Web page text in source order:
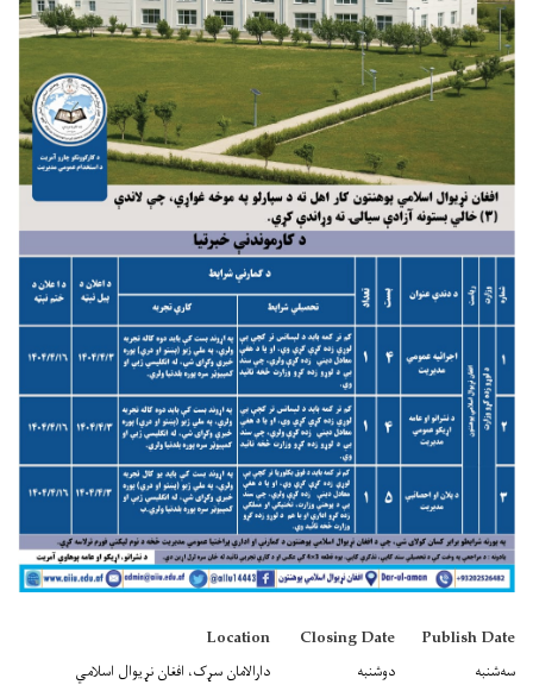
Publish Date
سه‌شنبه
Closing Date
دوشنبه
Location
دارالامان سړک، افغان نړیوال اسلامي